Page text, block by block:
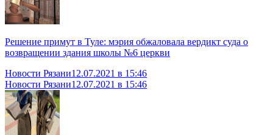
Решение примут в Туле: мэрия обжаловала вердикт суда о
возвращении здания школы №6 церкви
Новости Рязани12.07.2021 в 15:46
Новости Рязани12.07.2021 в 15:46